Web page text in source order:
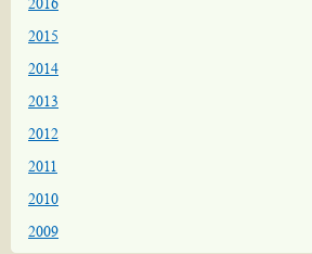
2015
2014
2013
2012
2011
2010
2009